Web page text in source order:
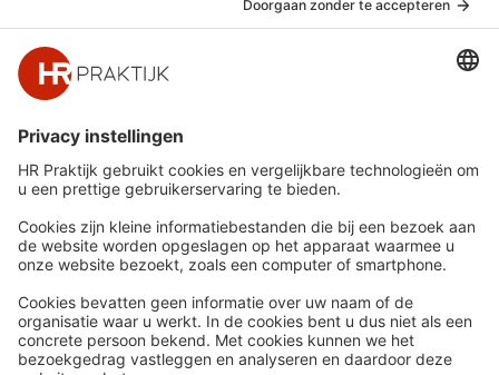
Snel naar
Nieuws
Whitepapers
Webinars
Word lid
Contact
Meer
HR Academy
HR Podcast
CHRO
HR Day